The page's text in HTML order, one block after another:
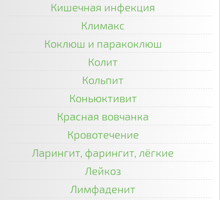
Кишечная инфекция
Климакс
Коклюш и паракоклюш
Колит
Кольпит
Коньюктивит
Красная вовчанка
Кровотечение
Ларингит, фарингит, лёгкие
Лейкоз
Лимфаденит